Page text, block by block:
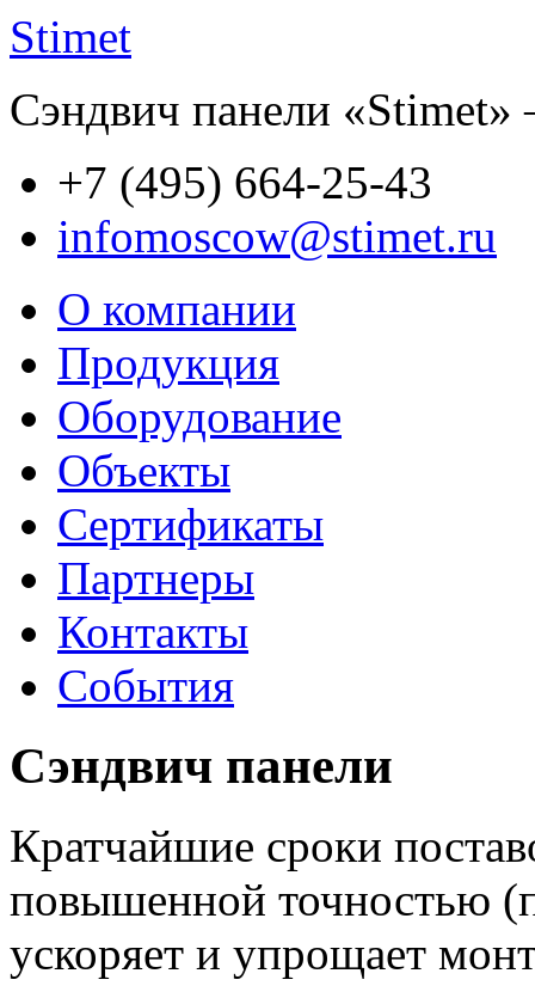
Stimet
Сэндвич панели
+7 (495) 664-25-43
infomoscow@stimet.ru
О компании
Продукция
Оборудование
Объекты
Сертификаты
Партнеры
Контакты
События
Сэндвич панели
Кратчайшие сроки
повышенной точностью
ускоряет и упрощает